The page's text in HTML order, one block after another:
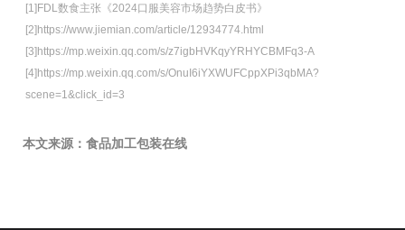
[1]FDL数食主张《2024口服美容市场趋势白皮书》
[2]https://www.jiemian.com/article/12934774.html
[3]https://mp.weixin.qq.com/s/z7igbHVKqyYRHYCBMFq3-A
[4]https://mp.weixin.qq.com/s/OnuI6iYXWUFCppXPi3qbMA?
scene=1&click_id=3
本文来源：食品加工包装在线